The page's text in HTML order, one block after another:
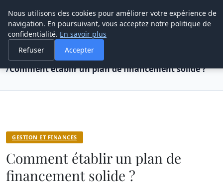
Grikoo
Accueil
Gestion et finances
Comment établir un plan de financement solide ?
GESTION ET FINANCES
Comment établir un plan de
financement solide ?
Nous utilisons des cookies pour améliorer votre expérience de
navigation. En poursuivant, vous acceptez notre politique de
confidentialité. En savoir plus
Refuser
Accepter